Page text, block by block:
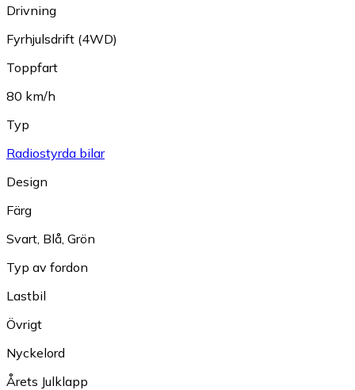
Drivning
Fyrhjulsdrift (4WD)
Toppfart
80 km/h
Typ
Radiostyrda bilar
Design
Färg
Svart Blå Grön
Typ av fordon
Lastbil
Övrigt
Nyckelord
Årets Julklapp